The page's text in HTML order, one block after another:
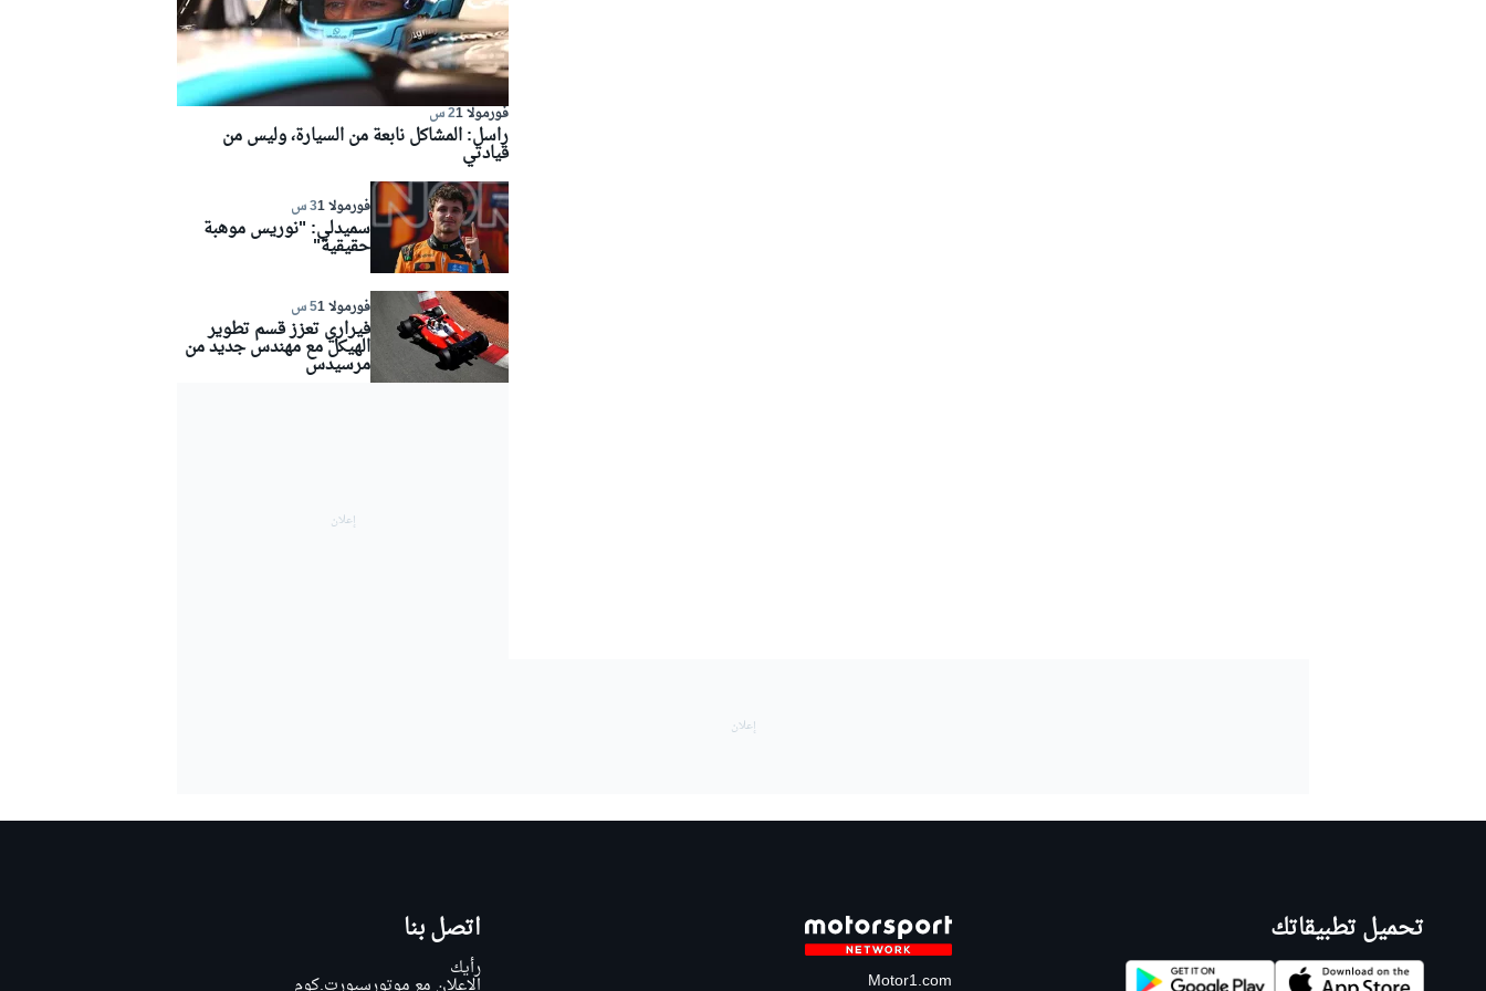
فورمولا 1 2 س
راسل: المشاكل نابعة من السيارة، وليس من
قيادتي
فورمولا 1 3 س
سميدلي: "نوريس موهبة
حقيقية"
فورمولا 1 5 س
فيراري تعزز قسم تطوير
الهيكل مع مهندس جديد من
مرسيدس
تحميل تطبيقاتك
Motor1.com
اتصل بنا
رأيك